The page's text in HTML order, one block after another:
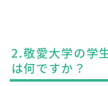
2.敬愛大学の学
は何ですか？